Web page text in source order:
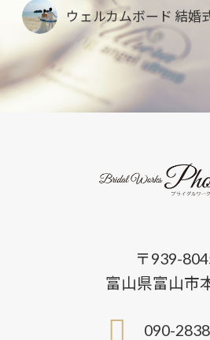
ウェルカムボード 結婚
〒939-
富山県富山市
090-